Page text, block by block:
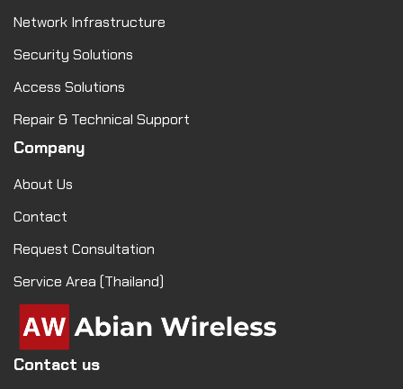
Network Infrastructure
Security Solutions
Access Solutions
Repair & Technical Support
Company
About Us
Contact
Request Consultation
Service Area (Thailand)
Contact us